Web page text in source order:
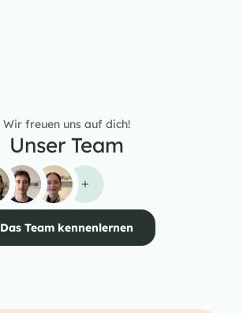
Wir freuen uns auf dich!
Unser Team
Das Team kennenlernen